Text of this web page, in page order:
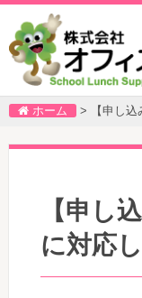
ホーム > 【申し
【申し
に対応